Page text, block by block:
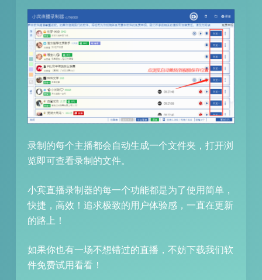
录制的每个主播都会自动生成一个文件夹，打开浏
览即可查看录制的文件。
小宾直播录制器的每一个功能都是为了使用简单，
快捷，高效！追求极致的用户体验感，一直在更新
的路上！
如果你也有一场不想错过的直播，不妨下载我们软
件免费试用看看！